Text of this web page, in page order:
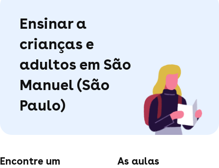
Ensinar a
crianças e
adultos em São
Manuel (São
Paulo)
Encontre um
As aulas